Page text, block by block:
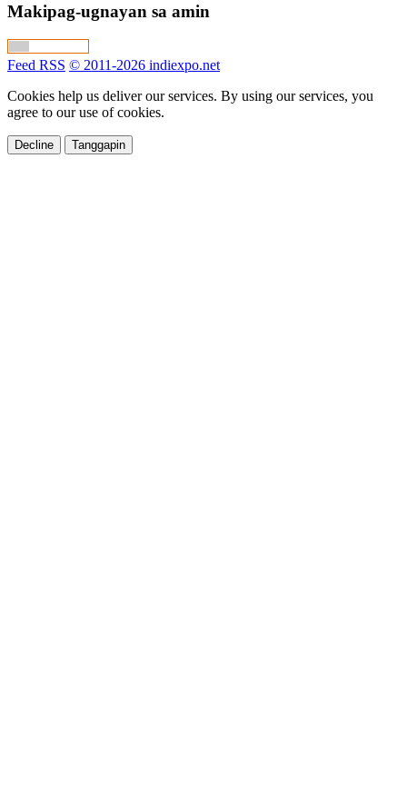
Makipag-ugnayan sa amin
Feed RSS © 2011-2026 indiexpo.net
Cookies help us deliver our services. By using our services, you
agree to our use of cookies.
Decline Tanggapin